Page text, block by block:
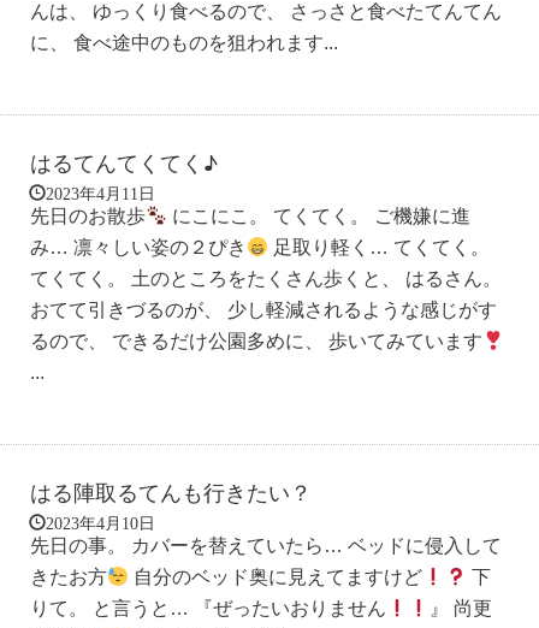
んは、 ゆっくり食べるので、 さっさと食べたてんてん
に、 食べ途中のものを狙われます...
はるてんてくてく♪
2023年4月11日
先日のお散歩
にこにこ。 てくてく。 ご機嫌に進
み… 凛々しい姿の２ぴき
足取り軽く… てくてく。
てくてく。 土のところをたくさん歩くと、 はるさん。
おてて引きづるのが、 少し軽減されるような感じがす
るので、 できるだけ公園多めに、 歩いてみています
...
はる陣取るてんも行きたい？
2023年4月10日
先日の事。 カバーを替えていたら… ベッドに侵入して
きたお方
自分のベッド奥に見えてますけど
下
りて。 と言うと… 『ぜったいおりません
』 尚更